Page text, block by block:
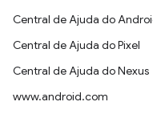
Central de Ajuda do
Central de Ajuda do Pixel
Central de Ajuda do Nexus
www.android.com